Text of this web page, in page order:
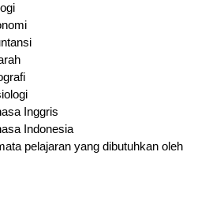
Inggris
Indonesia
pelajaran yang dibutuhkan oleh